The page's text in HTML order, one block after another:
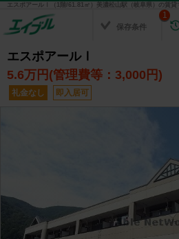
保存条件
1
エスポアールⅠ
5.6万円(管理費等：3,000円)
礼金なし 即入居可